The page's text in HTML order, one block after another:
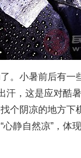
小暑前后有一
汗，这是应对酷
个阴凉的地方下
静自然凉”，体